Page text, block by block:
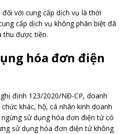
với cung cấp dịch vụ là thời
cấp dịch vụ không phân biệt đã
thu được tiền.
hóa đơn điện
định 123/2020/NĐ-CP, doanh
khác, hộ, cá nhân kinh doanh
sử dụng hóa đơn điện tử có
sử dụng hóa đơn điện tử không